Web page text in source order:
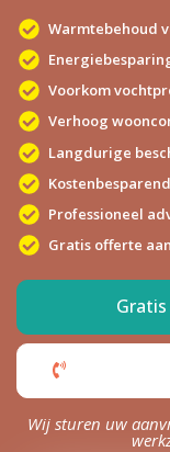
Warmtebehoud
Voorkom
Verhoog
Langdurige
Professioneel
Gratis offerte
Wij sturen uw